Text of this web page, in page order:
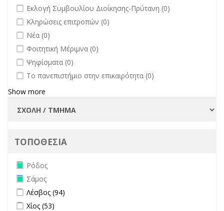
undefined
Εκλογή Συμβουλίου Διοίκησης-Πρύτανη (0)
undefined
Κληρώσεις επιτροπών (0)
undefined
Νέα (0)
undefined
Φοιτητική Μέριμνα (0)
undefined
Ψηφίσματα (0)
undefined
Το πανεπιστήμιο στην επικαιρότητα (0)
Show more
ΤΟΠΟΘΕΣΙΑ
Remove Ρόδος filter
Ρόδος
Remove Σάμος filter
Σάμος
Apply Λέσβος filter
Λέσβος (94)
Apply Χίος filter
Χίος (53)